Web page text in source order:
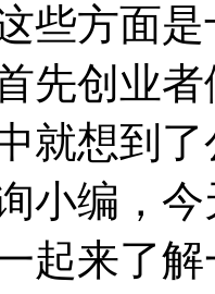
些方面
先创业
就想到
小编，
起来了